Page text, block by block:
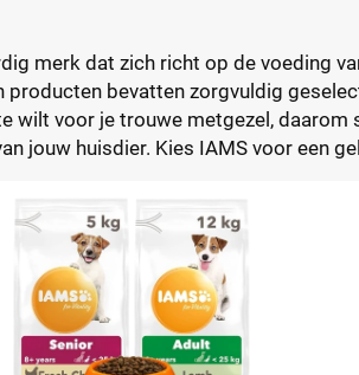
merk dat zich richt op de voeding
producten bevatten zorgvuldig
wilt voor je trouwe metgezel, daarom
jouw huisdier. Kies IAMS voor een